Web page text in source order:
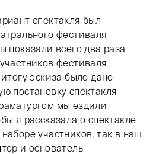
спектакля был
фестиваля
показали всего два раза
фестиваля
эскиза было дано
постановку спектакля
мы ездили
я рассказала о спектакле
участников, так в наш
и основатель